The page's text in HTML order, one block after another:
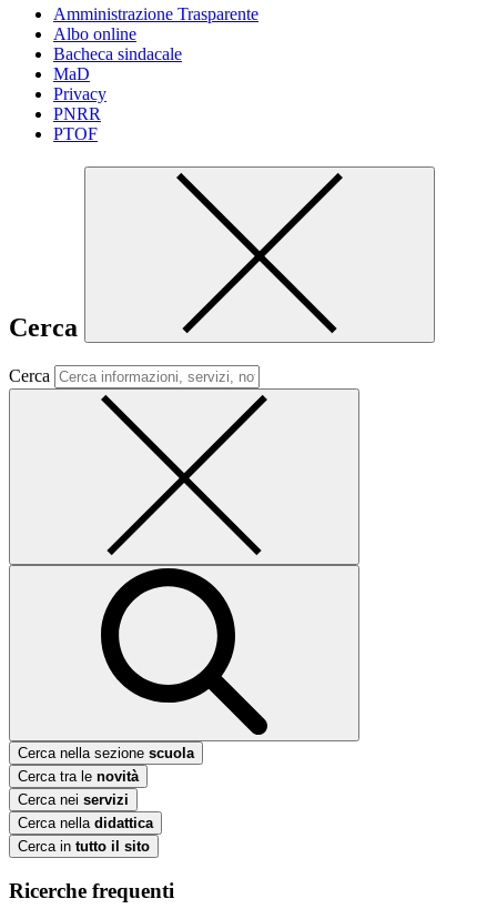
Amministrazione Trasparente
Albo online
Bacheca sindacale
MaD
Privacy
PNRR
PTOF
Cerca
Cerca
Cerca nella sezione scuola
Cerca tra le novità
Cerca nei servizi
Cerca nella didattica
Cerca in tutto il sito
Ricerche frequenti